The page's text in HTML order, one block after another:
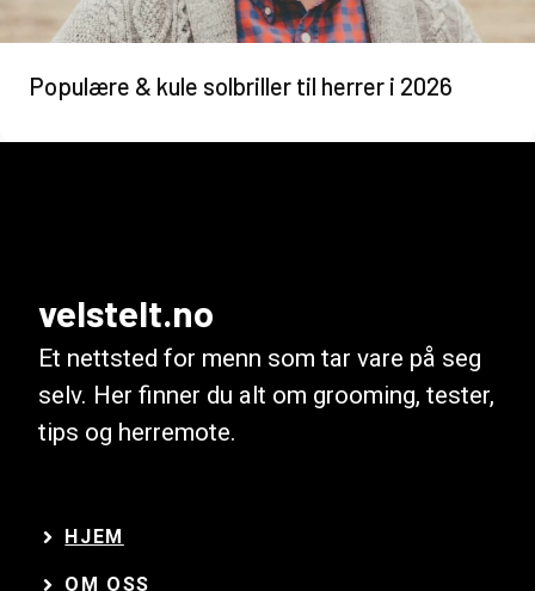
Populære & kule solbriller til herrer i 2026
velstelt.no
Et nettsted for menn som tar vare på seg
selv. Her finner du alt om grooming, tester,
tips og herremote.
HJEM
OM OSS